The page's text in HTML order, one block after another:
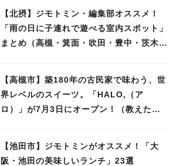
【北摂】ジモトミン・編集部オススメ！
「雨の日に子連れで遊べる室内スポット」
まとめ（高槻・箕面・吹田・豊中・茨木・
【高槻市】築180年の古民家で味わう、世
界レベルのスイーツ。「HALO,（ア
ロ）」が7月3日にオープン！（教えたい/
【池田市】ジモトミンがオススメ！「大
阪・池田の美味しいランチ」23選